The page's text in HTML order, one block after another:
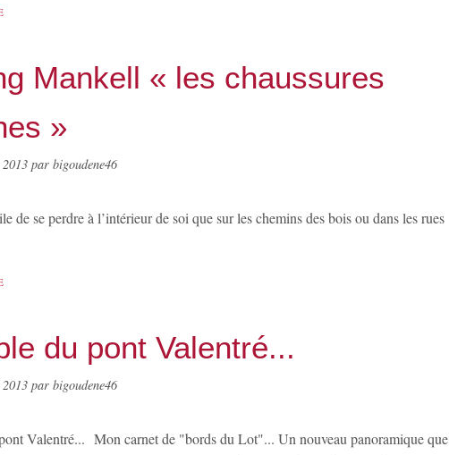
Mankell « les chaussures
»
par bigoudene46
de se perdre à l’intérieur de soi que sur les chemins des bois ou dans les rues
du pont Valentré...
par bigoudene46
Mon carnet de "bords du Lot"... Un nouveau panoramique que